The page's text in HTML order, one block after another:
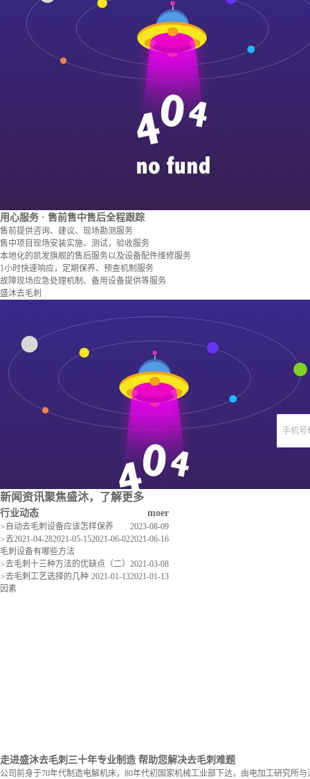
用心服务 · 售前售中售后全程跟踪
售前提供咨询、建议、现场勘测服务
售中项目现场安装实施、测试，验收服务
本地化的凯发旗舰的售后服务以及设备配件维修服务
1小时快速响应，定期保养、预查机制服务
故障现场应急处理机制、备用设备提供等服务
盛沐去毛刺
手机号
新闻资讯聚焦盛沐，了解更多
moer
行业动态
2023-08-09
> 自动去毛刺设备应该怎样保养
2021-06-16
2021-06-02
2021-05-15
2021-04-28
>去
毛刺设备有哪些方法
2021-03-08
>去毛刺十三种方法的优缺点（二）
2021-01-13
2021-01-13
>去毛刺工艺选择的几种
因素
走进盛沐去毛刺 三十年专业制造 帮助您解决去毛刺难题
公司前身于70年代制造电解机床，80年代初国家机械工业部下达，由电加工研究所